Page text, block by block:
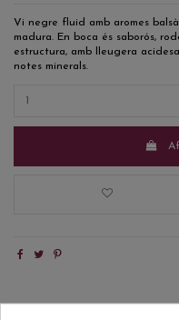
Vi negre fluid amb aromes
madura. En boca és saborós,
estructura, amb lleugera
notes minerals.